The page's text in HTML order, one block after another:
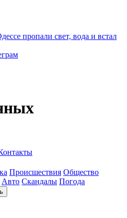
пропали свет, вода и встал
Происшествия Общество
Авто Скандалы Погода